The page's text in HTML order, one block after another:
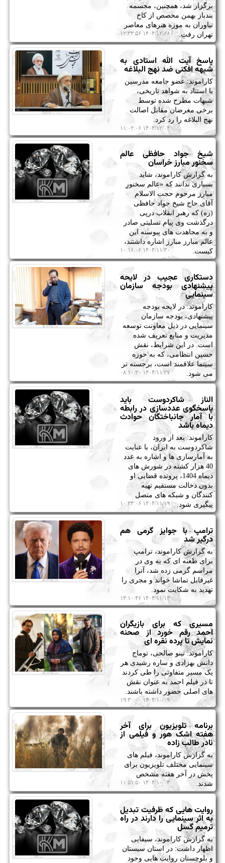
برگزار شد، همچنین، مجسمه
بندباز بهمن محصص از کاخ
نیاوران به موزه هنرهای معاصر
تهران رفت.
۱۴۰۴/۱۲/۰۸ ۱۲:۳۳:۵۶
پاسخ آیت الله استادی به
شبهه افکنی ضد نهج البلاغه
کاراموند: عضو جامعه مدرسین
با استناد به شواهد تاریخی،
شبهات مطرح شده توسط
برخی مغرضان مقابل اصالت
نهج البلاغه را رد کرد.
۱۴۰۴/۱۲/۰۴ ۱۱:۰۲:۰۶
شیخ جواد حافظی عالم
سخنور مبارز خراسان
به گزارش کاراموند، شاید
بسیاری ندانند که «عالم سخنورِ
مبارز مرحوم حجت الاسلام
آقای حاج شیخ جواد حافظی
(ره) که رهبر انقلاب درپی
درگذشت وی پیام تسلیتی صادر
و به مجاهدت های پیوسته این
عالم مبارز مبارز اشاره داشتند،
کیست.
۱۴۰۴/۱۱/۳۰ ۱۰:۱۶:۰۶
دستکاری عجیب در لایحه
پیشنهادی بودجه سازمان
سینمایی
کاراموند: در لایحه بودجه
پیشنهادی، بودجه سازمان
سینمایی در ذیل معاونت توسعه
مدیریت و منابع تعریف شده
است. در این شرایط، نقش
حسین انتظامی، که به حوزه
سینما علاقمند است، برجسته تر
می شود.
۱۴۰۴/۱۱/۲۷ ۰۸:۱۰:۲۰
الناز شاکردوست باید
پاسخگوی عددسازی در رابطه
با آمار جانباختگان حوادث
دیماه باشد
کاراموند: بعد از ورود
شاکردوست به ایران، با عنایت
به آمارسازی ها و اشاره به عدد
40 هزار کشته در شورش های
دیماه 1404، پرونده قضایی او
بدون دخالت مستقیم تهیه
کنندگان و شبکه های متصل
پیگیری شود.
۱۴۰۴/۱۱/۱۹ ۱۰:۳۳:۰۶
ترامپ با جوایز گرمی هم
درگیر شد
به گزارش کاراموند، ترامپ
برای طعنه ای که به وی در
مراسم گرمی زده شد، آنرا
غیرقابل تماشا خواند و مجری را
تهدید به شکایت نمود.
۱۴۰۴/۱۱/۱۳ ۱۴:۱۰:۴۶
مسیری که برای بازیگران
احمد رقم خورد از صحنه
نمایش تا پرده نقره ای
کاراموند: تینو صالحی، توماج
دانش بهزادی و ساره رشیدی هر
یک مسیر متفاوتی را طی کردند
تا در فیلم احمد به عنوان نقش
های اصلی حضور داشته باشند.
۱۴۰۴/۱۰/۰۹ ۱۹:۳۰:۰۰
برنامه تلویزیون برای آخر
هفته اشک هور و فیلمی از
نادر طالب زاده
به گزارش کاراموند، فیلم های
سینمایی مختلف تلویزیون برای
پخش در آخر هفته مشخص
شدند.
۱۴۰۴/۱۰/۰۴ ۱۱:۵۱:۵۰
روایت هایی که ظرفیت تبدیل
به اثر سینمایی را دارند در راه
ترمیم گسل
به گزارش کاراموند، سیفایی
اظهار داشت: در استان سیستان
و بلوچستان روایت هایی وجود